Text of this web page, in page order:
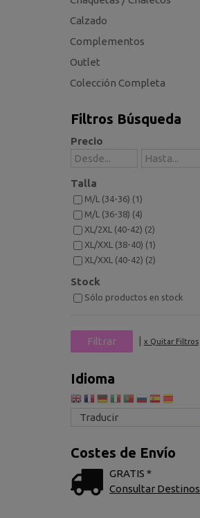
Calzado
Complementos
Outlet
Colección Completa
Filtros Búsqueda
Precio
Talla
M/L (34-36) (1)
M/L (36-38) (4)
XL/2XL (40-42) (2)
XL/XXL (38-40) (1)
XL/XXL (40-42) (2)
Stock
Sólo productos en stock
| x Quitar Filtros
Idioma
Costes de Envío
GRATIS *
Consultar Destinos